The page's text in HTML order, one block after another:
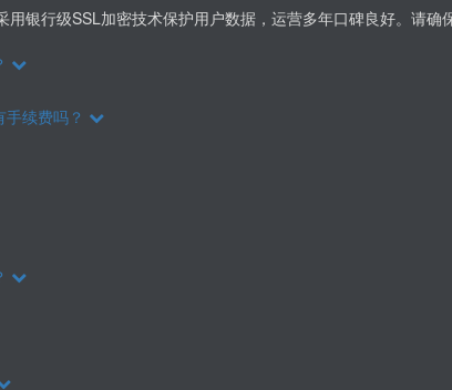
银行级SSL加密技术保护用户数据，运营多年口碑良好。请确
续费吗？